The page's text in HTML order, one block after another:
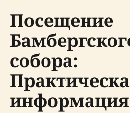
Посещение
собора:
информация